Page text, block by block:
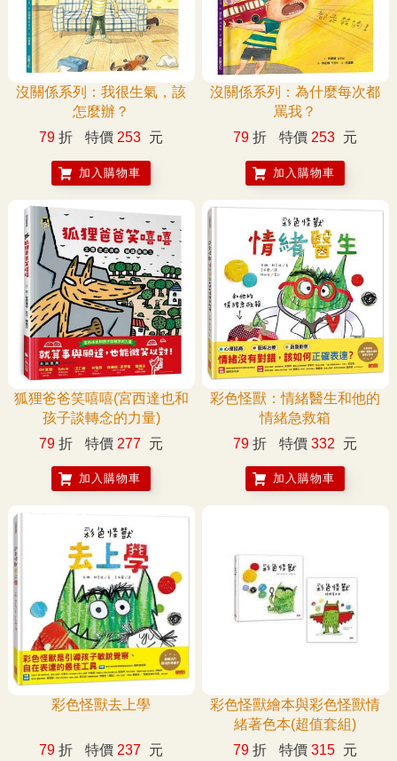
沒關係系列：我很生氣，該
怎麼辦？
79 折 特價 253 元
加入購物車
沒關係系列：為什麼每次都
罵我？
79 折 特價 253 元
加入購物車
狐狸爸爸笑嘻嘻(宮西達也和
孩子談轉念的力量)
79 折 特價 277 元
加入購物車
彩色怪獸：情緒醫生和他的
情緒急救箱
79 折 特價 332 元
加入購物車
彩色怪獸去上學
79 折 特價 237 元
彩色怪獸繪本與彩色怪獸情
緒著色本(超值套組)
79 折 特價 315 元